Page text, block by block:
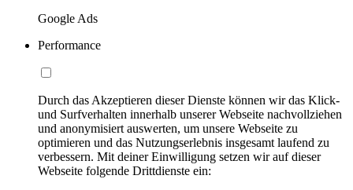
Google Ads
Performance
Durch das Akzeptieren dieser Dienste können wir das Klick-
und Surfverhalten innerhalb unserer Webseite nachvollziehen
und anonymisiert auswerten, um unsere Webseite zu
optimieren und das Nutzungserlebnis insgesamt laufend zu
verbessern. Mit deiner Einwilligung setzen wir auf dieser
Webseite folgende Drittdienste ein: